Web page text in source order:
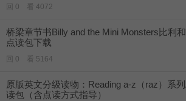
回 0 看 4072
桥梁章节书Billy and the Mini Monsters比利
点读包下载
回 0 看 5164
原版英文分级读物：Reading a-z（raz）系
读包（含点读方式指导）